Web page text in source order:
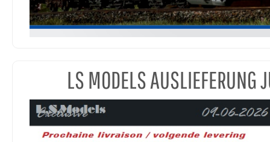
LS MODELS AUSLIEFERUNG